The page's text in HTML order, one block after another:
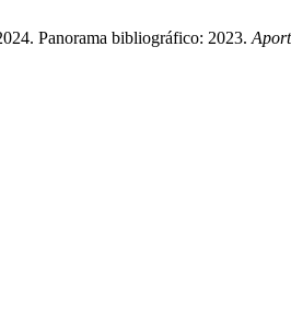
Panorama bibliográfico: 2023.